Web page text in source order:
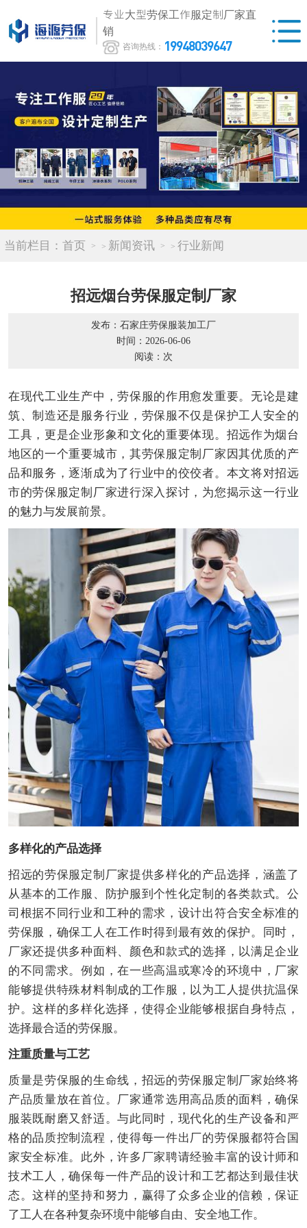
专业大型劳保工作服定制厂家直
销
咨询热线： 19948039647
当前栏目： 首页 > 新闻资讯 > 行业新闻
招远烟台劳保服定制厂家
发布：石家庄劳保服装加工厂
时间：2026-06-06
阅读： 次
在现代工业生产中，劳保服的作用愈发重要。无论是建
筑、制造还是服务行业，劳保服不仅是保护工人安全的
工具，更是企业形象和文化的重要体现。招远作为烟台
地区的一个重要城市，其劳保服定制厂家因其优质的产
品和服务，逐渐成为了行业中的佼佼者。本文将对招远
市的劳保服定制厂家进行深入探讨，为您揭示这一行业
的魅力与发展前景。
多样化的产品选择
招远的劳保服定制厂家提供多样化的产品选择，涵盖了
从基本的工作服、防护服到个性化定制的各类款式。公
司根据不同行业和工种的需求，设计出符合安全标准的
劳保服，确保工人在工作时得到最有效的保护。同时，
厂家还提供多种面料、颜色和款式的选择，以满足企业
的不同需求。例如，在一些高温或寒冷的环境中，厂家
能够提供特殊材料制成的工作服，以为工人提供抗温保
护。这样的多样化选择，使得企业能够根据自身特点，
选择最合适的劳保服。
注重质量与工艺
质量是劳保服的生命线，招远的劳保服定制厂家始终将
产品质量放在首位。厂家通常选用高品质的面料，确保
服装既耐磨又舒适。与此同时，现代化的生产设备和严
格的品质控制流程，使得每一件出厂的劳保服都符合国
家安全标准。此外，许多厂家聘请经验丰富的设计师和
技术工人，确保每一件产品的设计和工艺都达到最佳状
态。这样的坚持和努力，赢得了众多企业的信赖，保证
了工人在各种复杂环境中能够自由、安全地工作。